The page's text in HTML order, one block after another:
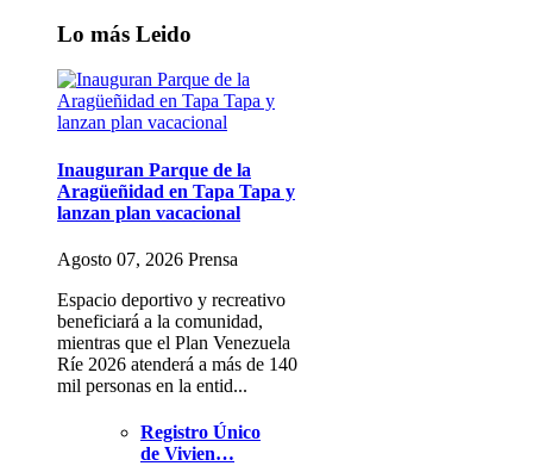
Lo más Leido
Inauguran Parque de la
Aragüeñidad en Tapa Tapa y
lanzan plan vacacional
Agosto 07, 2026 Prensa
Espacio deportivo y recreativo
beneficiará a la comunidad,
mientras que el Plan Venezuela
Ríe 2026 atenderá a más de 140
mil personas en la entid...
Registro Único
de Vivien…